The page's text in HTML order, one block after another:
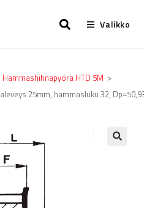
Valikko
Hammashihnapyörä HTD 5M >
25mm, hammasluku 32,